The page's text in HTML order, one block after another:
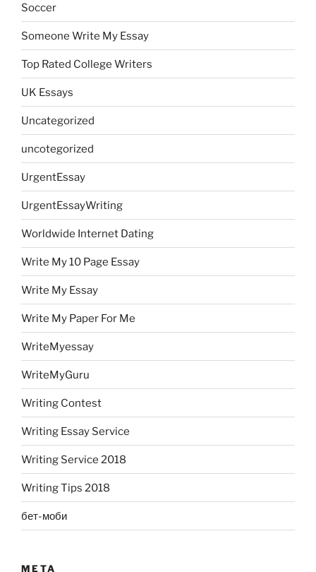
Soccer
Someone Write My Essay
Top Rated College Writers
UK Essays
Uncategorized
uncotegorized
UrgentEssay
UrgentEssayWriting
Worldwide Internet Dating
Write My 10 Page Essay
Write My Essay
Write My Paper For Me
WriteMyessay
WriteMyGuru
Writing Contest
Writing Essay Service
Writing Service 2018
Writing Tips 2018
бет-моби
META